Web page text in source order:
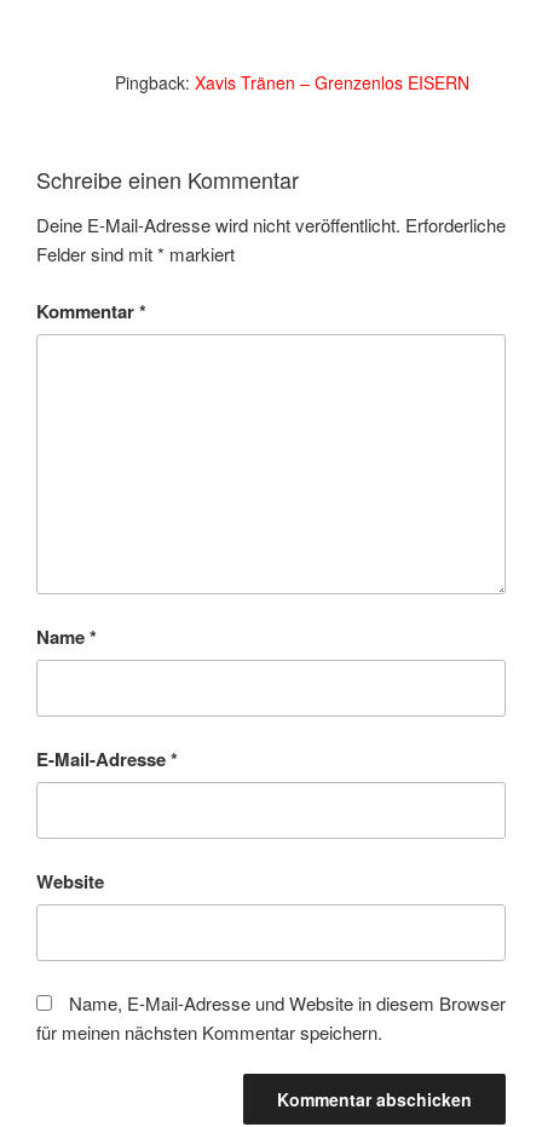
Pingback: Xavis Tränen – Grenzenlos EISERN
Schreibe einen Kommentar
Deine E-Mail-Adresse wird nicht veröffentlicht. Erforderliche
Felder sind mit* markiert
Kommentar*
Name*
E-Mail-Adresse*
Website
Name, E-Mail-Adresse und Website in diesem Browser
für meinen nächsten Kommentar speichern.